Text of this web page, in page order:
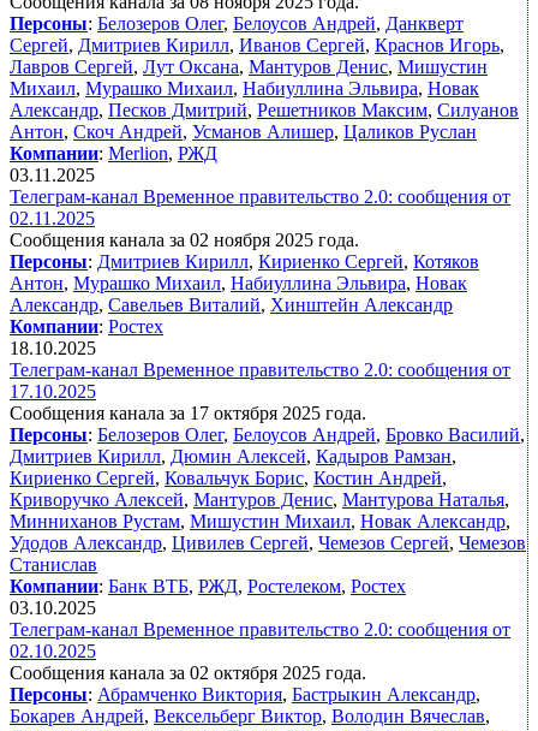
Персоны: Белозеров Олег, Белоусов Андрей, Данкверт
Сергей, Дмитриев Кирилл, Иванов Сергей, Краснов Игорь,
Лавров Сергей, Лут Оксана, Мантуров Денис, Мишустин
Михаил, Мурашко Михаил, Набиуллина Эльвира, Новак
Александр, Песков Дмитрий, Решетников Максим, Силуанов
Антон, Скоч Андрей, Усманов Алишер, Цаликов Руслан
Компании: Merlion, РЖД
03.11.2025
Телеграм-канал Временное правительство 2.0: сообщения от
02.11.2025
Сообщения канала за 02 ноября 2025 года.
Персоны: Дмитриев Кирилл, Кириенко Сергей, Котяков
Антон, Мурашко Михаил, Набиуллина Эльвира, Новак
Александр, Савельев Виталий, Хинштейн Александр
Компании: Ростех
18.10.2025
Телеграм-канал Временное правительство 2.0: сообщения от
17.10.2025
Сообщения канала за 17 октября 2025 года.
Персоны: Белозеров Олег, Белоусов Андрей, Бровко Василий,
Дмитриев Кирилл, Дюмин Алексей, Кадыров Рамзан,
Кириенко Сергей, Ковальчук Борис, Костин Андрей,
Криворучко Алексей, Мантуров Денис, Мантурова Наталья,
Минниханов Рустам, Мишустин Михаил, Новак Александр,
Удодов Александр, Цивилев Сергей, Чемезов Сергей, Чемезов
Станислав
Компании: Банк ВТБ, РЖД, Ростелеком, Ростех
03.10.2025
Телеграм-канал Временное правительство 2.0: сообщения от
02.10.2025
Сообщения канала за 02 октября 2025 года.
Персоны: Абрамченко Виктория, Бастрыкин Александр,
Бокарев Андрей, Вексельберг Виктор, Володин Вячеслав,